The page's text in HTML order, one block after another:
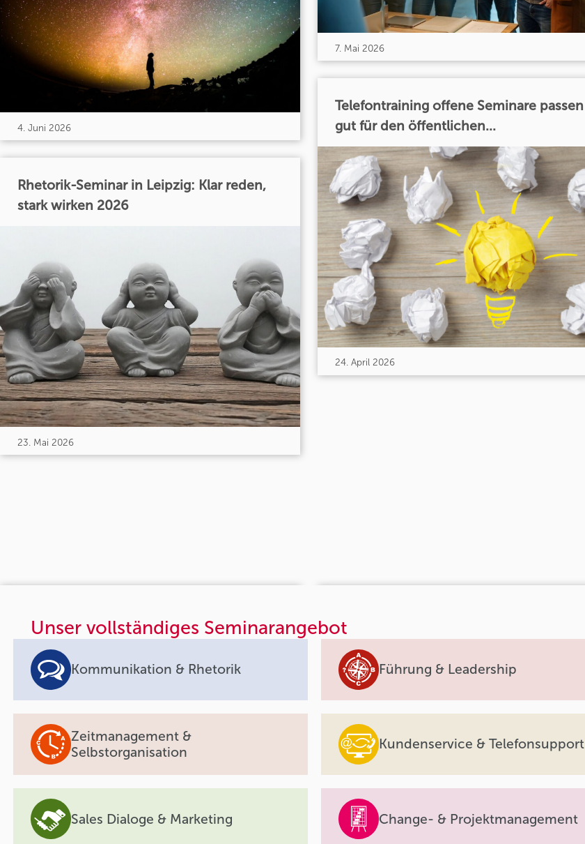
4. Juni 2026
Rhetorik-Seminar in Leipzig: Klar reden,
stark wirken 2026
23. Mai 2026
7. Mai 2026
Telefontraining offene Seminare passen
gut für den öffentlichen...
24. April 2026
Unser vollständiges Seminarangebot
Kommunikation & Rhetorik Führung & Leadership
Zeitmanagement &
Selbstorganisation
Kundenservice & Telefonsupport
Sales Dialoge & Marketing Change- & Projektmanagement